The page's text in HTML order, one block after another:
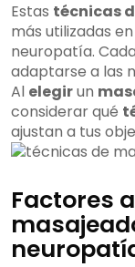
Estas técnicas
más utilizadas
neuropatía.
adaptarse a las
Al elegirun
considerar qué
ajustan a tus
Factores